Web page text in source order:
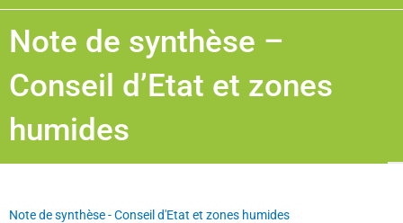
Note de synthèse –
Conseil d’Etat et zones
humides
Note de synthèse - Conseil d'Etat et zones humides